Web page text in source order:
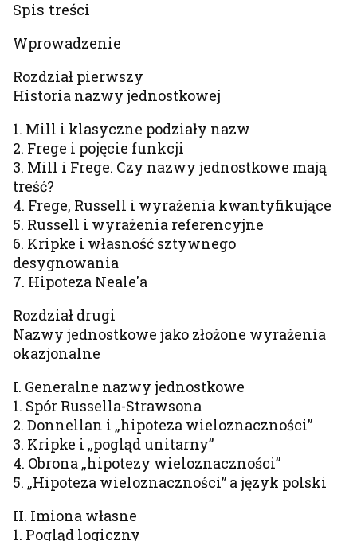
Spis treści
Wprowadzenie
Rozdział pierwszy
Historia nazwy jednostkowej
1. Mill i klasyczne podziały nazw
2. Frege i pojęcie funkcji
3. Mill i Frege. Czy nazwy jednostkowe mają
treść?
4. Frege, Russell i wyrażenia kwantyfikujące
5. Russell i wyrażenia referencyjne
6. Kripke i własność sztywnego
desygnowania
7. Hipoteza Neale'a
Rozdział drugi
Nazwy jednostkowe jako złożone wyrażenia
okazjonalne
I. Generalne nazwy jednostkowe
1. Spór Russella-Strawsona
2. Donnellan i „hipoteza wieloznaczności”
3. Kripke i „pogląd unitarny”
4. Obrona „hipotezy wieloznaczności”
5. „Hipoteza wieloznaczności” a język polski
II. Imiona własne
1. Pogląd logiczny